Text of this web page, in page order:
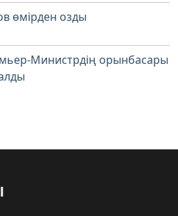
өмірден озды
Министрдің орынбасары